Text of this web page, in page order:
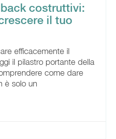
costruttivi:
il tuo
efficacemente il
il pilastro portante della
come dare
è solo un